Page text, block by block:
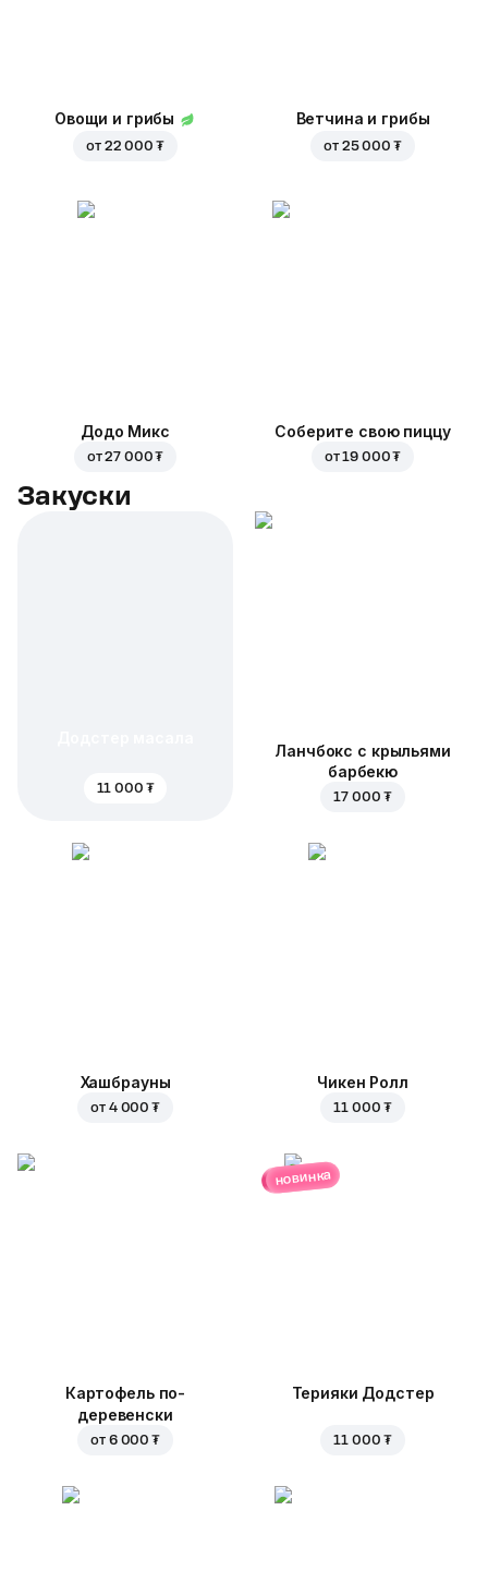
Овощи и грибы
от 22 000 ₮
Ветчина и грибы
от 25 000 ₮
Додо Микс
от27 000 ₮
Соберите свою пиццу
от19 000 ₮
Закуски
11 000 ₮
Ланчбокс с крыльями
барбекю
17 000 ₮
Хашбрауны
от 4 000 ₮
Чикен Ролл
11 000 ₮
Картофель по-
деревенски
от 6 000 ₮
новинка
Терияки Додстер
11 000 ₮